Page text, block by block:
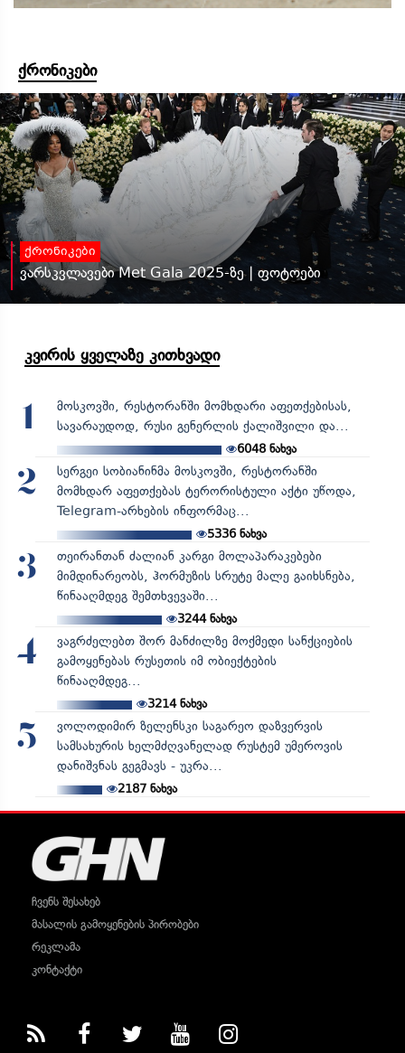
ქრონიკები
ქრონიკები
ვარსკვლავები Met Gala 2025-ზე | ფოტოები
კვირის ყველაზე კითხვადი
1
მოსკოვში, რესტორანში მომხდარი აფეთქებისას,
სავარაუდოდ, რუსი გენერლის ქალიშვილი და...
6048 ნახვა
2
სერგეი სობიანინმა მოსკოვში, რესტორანში
მომხდარ აფეთქებას ტერორისტული აქტი უწოდა,
Telegram-არხების ინფორმაც...
5336ნახვა
3
თეირანთან ძალიან კარგი მოლაპარაკებები
მიმდინარეობს, ჰორმუზის სრუტე მალე გაიხსნება,
წინააღმდეგ შემთხვევაში...
3244ნახვა
4
ვაგრძელებთ შორ მანძილზე მოქმედი სანქციების
გამოყენებას რუსეთის იმ ობიექტების
წინააღმდეგ...
3214ნახვა
5
ვოლოდიმირ ზელენსკი საგარეო დაზვერვის
სამსახურის ხელმძღვანელად რუსტემ უმეროვის
დანიშვნას გეგმავს - უკრა...
2187ნახვა
ჩვენს შესახებ
მასალის გამოყენების პირობები
რეკლამა
კონტაქტი